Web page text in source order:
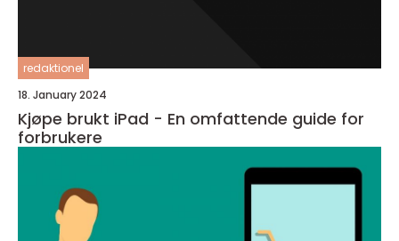
redaktionel
18. January 2024
Kjøpe brukt iPad - En omfattende guide for
forbrukere